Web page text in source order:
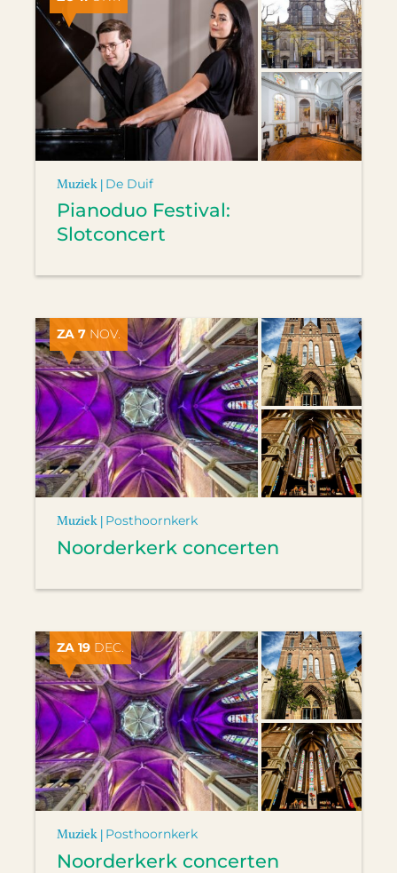
Muziek | De Duif
Pianoduo Festival:
Slotconcert
ZA 7 NOV.
Muziek | Posthoornkerk
Noorderkerk concerten
ZA 19 DEC.
Muziek | Posthoornkerk
Noorderkerk concerten